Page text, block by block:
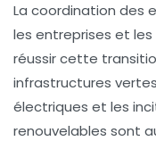
La coordination des
les entreprises et
réussir cette
infrastructures
électriques et les
renouvelables sont